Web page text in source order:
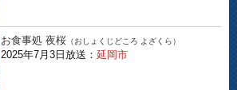
お食事処 夜桜 （おしょくじどころ よざくら）
2025年7月3日放送： 延岡市